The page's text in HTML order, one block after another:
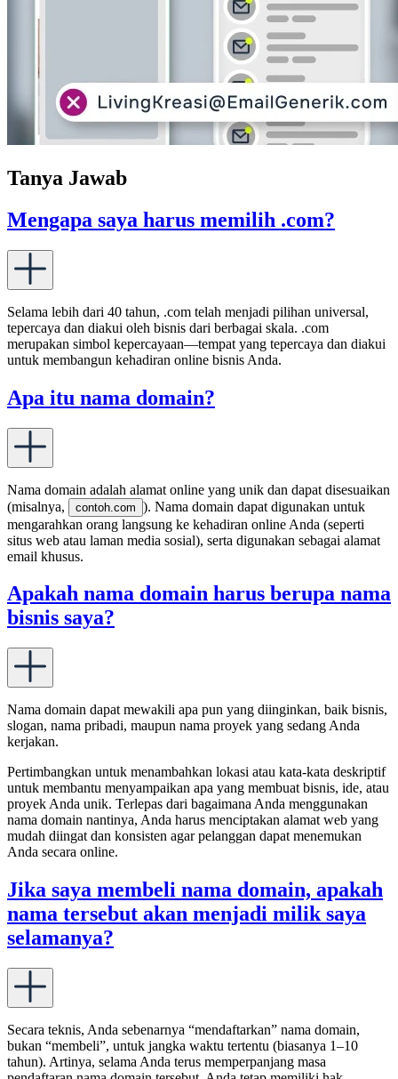
Tanya Jawab
Mengapa saya harus memilih .com?
Selama lebih dari 40 tahun, .com telah menjadi pilihan universal,
tepercaya dan diakui oleh bisnis dari berbagai skala. .com
merupakan simbol kepercayaan—tempat yang tepercaya dan diakui
untuk membangun kehadiran online bisnis Anda.
Apa itu nama domain?
Nama domain adalah alamat online yang unik dan dapat disesuaikan
(misalnya,
contoh.com ). Nama domain dapat digunakan untuk
mengarahkan orang langsung ke kehadiran online Anda (seperti
situs web atau laman media sosial), serta digunakan sebagai alamat
email khusus.
Apakah nama domain harus berupa nama
bisnis saya?
Nama domain dapat mewakili apa pun yang diinginkan, baik bisnis,
slogan, nama pribadi, maupun nama proyek yang sedang Anda
kerjakan.
Pertimbangkan untuk menambahkan lokasi atau kata-kata deskriptif
untuk membantu menyampaikan apa yang membuat bisnis, ide, atau
proyek Anda unik. Terlepas dari bagaimana Anda menggunakan
nama domain nantinya, Anda harus menciptakan alamat web yang
mudah diingat dan konsisten agar pelanggan dapat menemukan
Anda secara online.
Jika saya membeli nama domain, apakah
nama tersebut akan menjadi milik saya
selamanya?
Secara teknis, Anda sebenarnya “mendaftarkan” nama domain,
bukan “membeli”, untuk jangka waktu tertentu (biasanya 1–10
tahun). Artinya, selama Anda terus memperpanjang masa